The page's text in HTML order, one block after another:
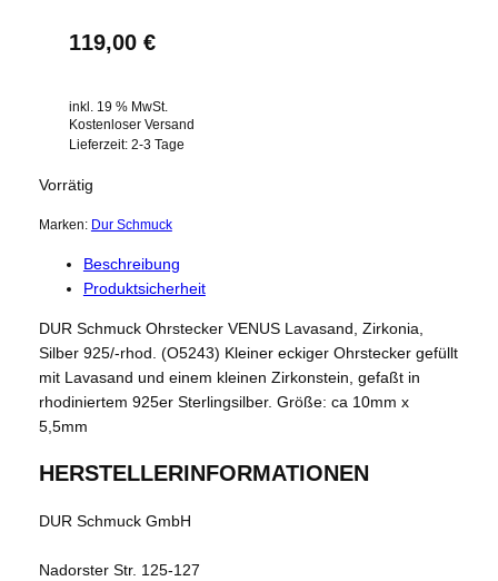
119,00 €
inkl. 19 % MwSt.
Kostenloser Versand
Lieferzeit: 2-3 Tage
Vorrätig
Marken: Dur Schmuck
Beschreibung
Produktsicherheit
DUR Schmuck Ohrstecker VENUS Lavasand, Zirkonia,
Silber 925/-rhod. (O5243) Kleiner eckiger Ohrstecker gefüllt
mit Lavasand und einem kleinen Zirkonstein, gefaßt in
rhodiniertem 925er Sterlingsilber. Größe: ca 10mm x
5,5mm
HERSTELLERINFORMATIONEN
DUR Schmuck GmbH
Nadorster Str. 125-127